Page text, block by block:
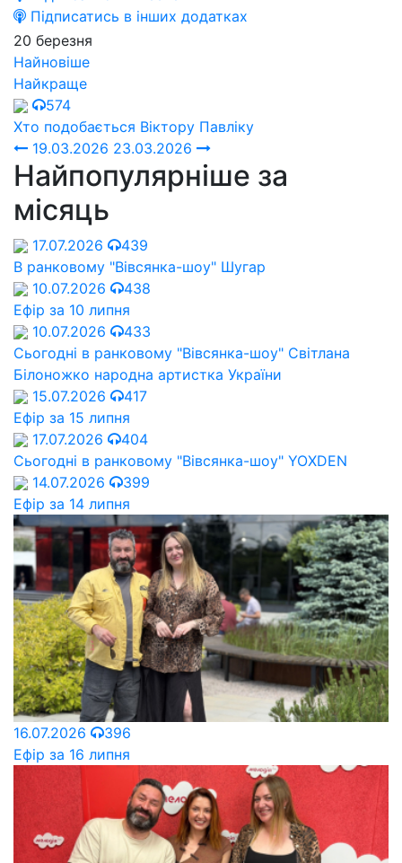
Підписатись в інших додатках
20 березня
Найновіше
Найкраще
574
Хто подобається Віктору Павліку
19.03.2026 23.03.2026
Найпопулярніше за
місяць
17.07.2026
439
В ранковому "Вівсянка-шоу" Шугар
10.07.2026
438
Ефір за 10 липня
10.07.2026
433
Сьогодні в ранковому "Вівсянка-шоу" Cвітлана
Білоножко народна артистка України
15.07.2026
417
Ефір за 15 липня
17.07.2026
404
Сьогодні в ранковому "Вівсянка-шоу" YOXDEN
14.07.2026
399
Ефір за 14 липня
16.07.2026
396
Ефір за 16 липня